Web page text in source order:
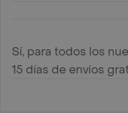
Sí, para todos los
15 días de envíos